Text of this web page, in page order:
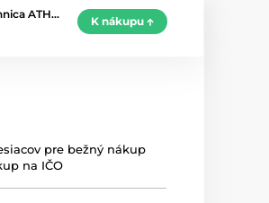
ATH…
K nákupu
pre bežný nákup
na IČO